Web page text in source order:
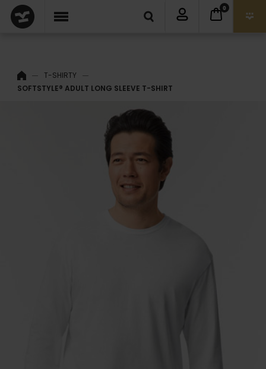
0
T-SHIRTY
SOFTSTYLE® ADULT LONG SLEEVE T-SHIRT